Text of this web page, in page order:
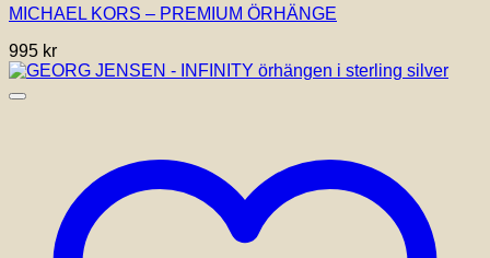
MICHAEL KORS – PREMIUM ÖRHÄNGE
995 kr